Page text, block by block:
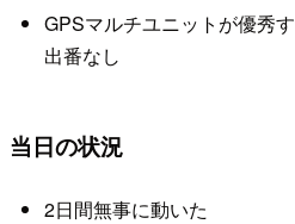
GPSマルチユニットが優秀
出番なし
当日の状況
2日間無事に動いた